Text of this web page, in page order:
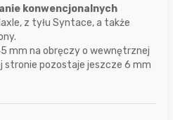
konwencjonalnych
z tyłu Syntace, a także
mm na obręczy o wewnętrznej
stronie pozostaje jeszcze 6 mm